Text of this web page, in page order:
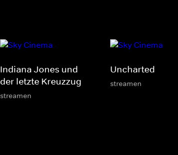
Indiana Jones und
der letzte Kreuzzug
streamen
Uncharted
streamen